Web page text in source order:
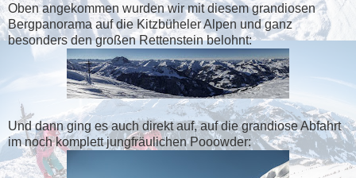
Oben angekommen wurden wir mit diesem grandiosen
Bergpanorama auf die Kitzbüheler Alpen und ganz
besonders den großen Rettenstein belohnt:
Und dann ging es auch direkt auf, auf die grandiose Abfahrt
im noch komplett jungfräulichen Pooowder: